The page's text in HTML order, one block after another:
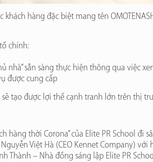
hàng đặc biệt mang tên
chính:
sẵn sàng thực hiện thông qua việc
được cung cấp
tạo được lợi thế cạnh tranh lớn trên thị
hàng thời Corona” của Elite PR School đi
Việt Hà (CEO Kennet Company)
Thành – Nhà đồng sáng lập Elite PR